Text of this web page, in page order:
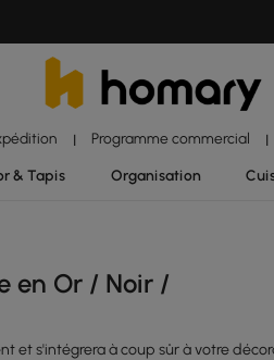
| Programme commercial |
& Tapis Organisation
en Or / Noir /
et s'intégrera à coup sûr à votre